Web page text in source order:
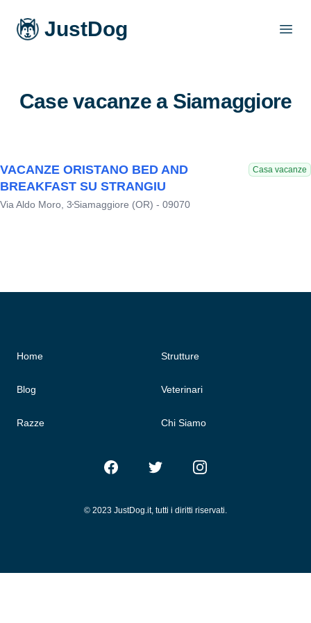
JustDog
Case vacanze a Siamaggiore
VACANZE ORISTANO BED AND
BREAKFAST SU STRANGIU
Casa vacanze
Via Aldo Moro, 3 Siamaggiore (OR) - 09070
Home
Blog
Razze
Strutture
Veterinari
Chi Siamo
FacebookTwitter Instagram
© 2023 JustDog.it, tutti i diritti riservati.